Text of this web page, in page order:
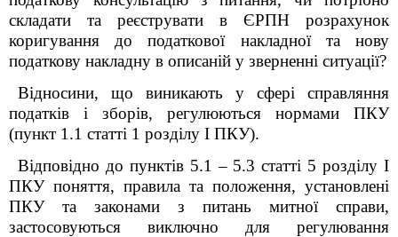
складати та реєструвати в ЄРПН розрахунок
коригування до податкової накладної та нову
податкову накладну в описаній у зверненні ситуації?
Відносини, що виникають у сфері справляння
податків і зборів, регулюються нормами ПКУ
(пункт 1.1 статті 1 розділу І ПКУ).
Відповідно до пунктів 5.1 – 5.3 статті 5 розділу I
ПКУ поняття, правила та положення, установлені
ПКУ та законами з питань митної справи,
застосовуються виключно для регулювання